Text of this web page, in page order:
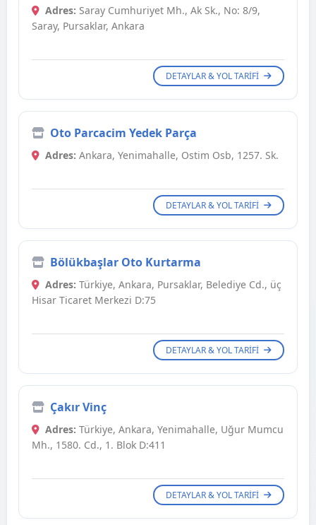
Adres: Saray Cumhuriyet Mh., Ak Sk., No: 8/9,
Saray, Pursaklar, Ankara
DETAYLAR & YOL TARIFI
Oto Parcacim Yedek Parça
Adres: Ankara, Yenimahalle, Ostim Osb, 1257. Sk.
DETAYLAR & YOL TARIFI
Bölükbaşlar Oto Kurtarma
Adres: Türkiye, Ankara, Pursaklar, Belediye Cd., üç
Hisar Ticaret Merkezi D:75
DETAYLAR & YOL TARIFI
Çakır Vinç
Adres: Türkiye, Ankara, Yenimahalle, Uğur Mumcu
Mh., 1580. Cd., 1. Blok D:411
DETAYLAR & YOL TARIFI